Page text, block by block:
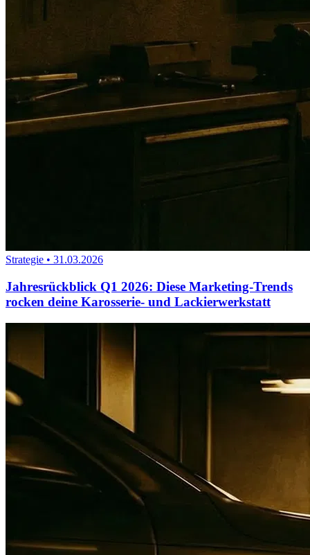
Strategie • 31.03.2026
Jahresrückblick Q1 2026: Diese Marketing-Trends
rocken deine Karosserie- und Lackierwerkstatt